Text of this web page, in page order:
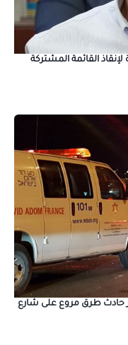
القائمة المشتركة
حادث طرق مروع على شارع